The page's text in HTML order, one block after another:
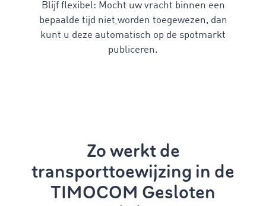
Blijf flexibel: Mocht uw vracht binnen een
bepaalde tijd niet worden toegewezen, dan
kunt u deze automatisch op de spotmarkt
publiceren.
Zo werkt de
transporttoewijzing in de
TIMOCOM Gesloten